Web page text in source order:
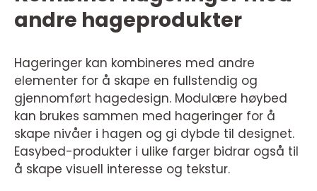
andre hageprodukter
Hageringer kan kombineres med andre
elementer for å skape en fullstendig og
gjennomført hagedesign. Modulære høybed
kan brukes sammen med hageringer for å
skape nivåer i hagen og gi dybde til designet.
Easybed-produkter i ulike farger bidrar også til
å skape visuell interesse og tekstur.